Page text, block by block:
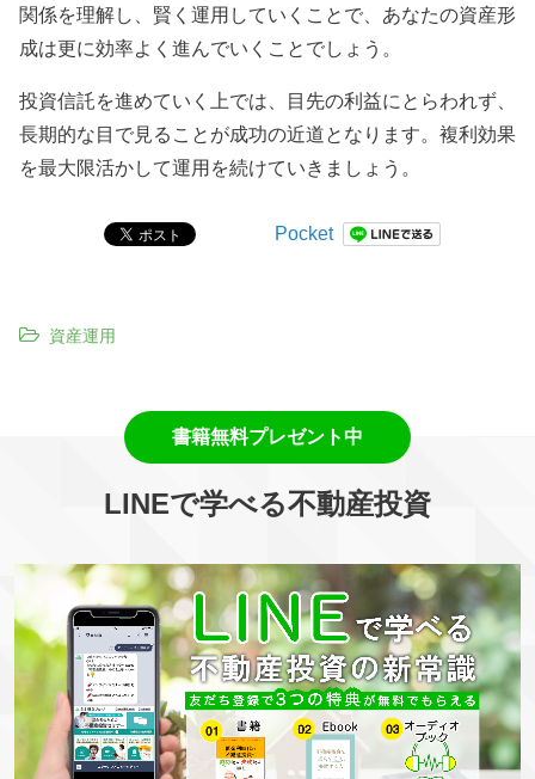
関係を理解し、賢く運用していくことで、あなたの資産形
成は更に効率よく進んでいくことでしょう。
投資信託を進めていく上では、目先の利益にとらわれず、
長期的な目で見ることが成功の近道となります。複利効果
を最大限活かして運用を続けていきましょう。
Pocket
資産運用
LINEで学べる不動産投資